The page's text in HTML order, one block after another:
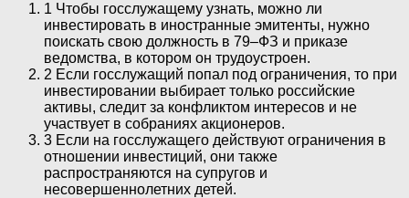
1 Чтобы госслужащему узнать, можно ли
инвестировать в иностранные эмитенты, нужно
поискать свою должность в 79–ФЗ и приказе
ведомства, в котором он трудоустроен.
2 Если госслужащий попал под ограничения, то при
инвестировании выбирает только российские
активы, следит за конфликтом интересов и не
участвует в собраниях акционеров.
3 Если на госслужащего действуют ограничения в
отношении инвестиций, они также
распространяются на супругов и
несовершеннолетних детей.